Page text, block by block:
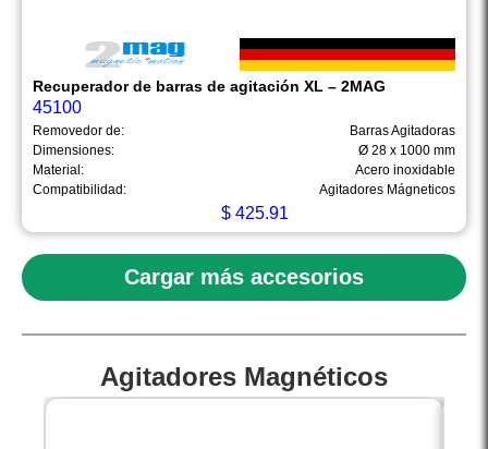
Recuperador de barras de agitación XL – 2MAG
45100
Removedor de:
Barras Agitadoras
Dimensiones:
Ø 28 x 1000 mm
Material:
Acero inoxidable
Compatibilidad:
Agitadores Mágneticos
$ 425.91
Cargar más accesorios
Agitadores Magnéticos